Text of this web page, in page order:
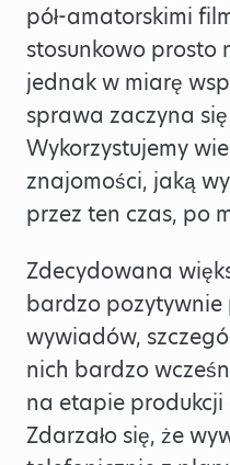
pół-amatorskimi
stosunkowo prosto
jednak w miarę
sprawa zaczyna
Wykorzystujemy
znajomości, jaką
przez ten czas, po
Zdecydowana
bardzo
wywiadów,
nich bardzo
na etapie
Zdarzało się, że